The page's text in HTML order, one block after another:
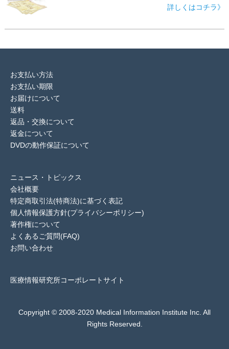
詳しくはコチラ》
お支払い方法
お支払い期限
お届けについて
送料
返品・交換について
返金について
DVDの動作保証について
ニュース・トピックス
会社概要
特定商取引法(特商法)に基づく表記
個人情報保護方針(プライバシーポリシー)
著作権について
よくあるご質問(FAQ)
お問い合わせ
医療情報研究所コーポレートサイト
Copyright © 2008-2020 Medical Information Institute Inc. All
Rights Reserved.